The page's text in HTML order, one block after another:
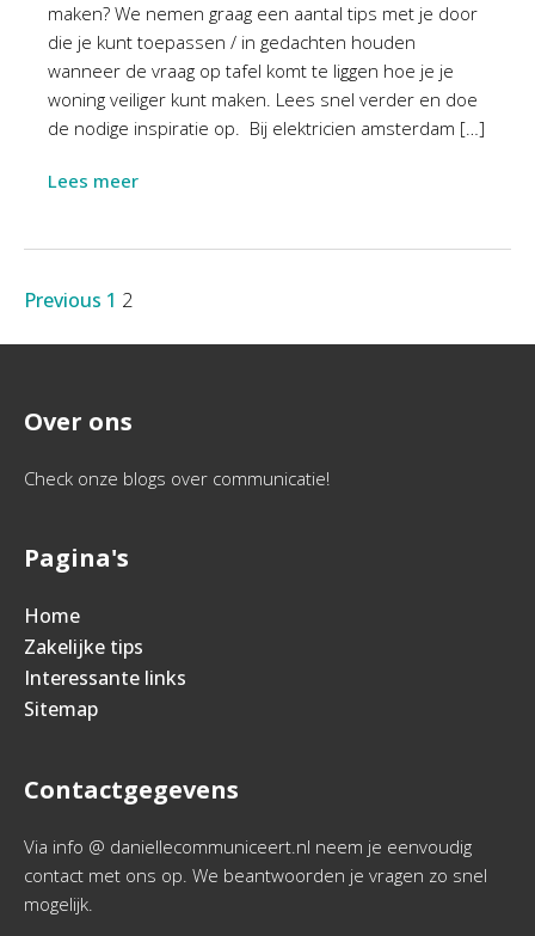
maken? We nemen graag een aantal tips met je door
die je kunt toepassen / in gedachten houden
wanneer de vraag op tafel komt te liggen hoe je je
woning veiliger kunt maken. Lees snel verder en doe
de nodige inspiratie op. Bij elektricien amsterdam […]
Lees meer
Previous 1 2
Over ons
Check onze blogs over communicatie!
Pagina's
Home
Zakelijke tips
Interessante links
Sitemap
Contactgegevens
Via info @ daniellecommuniceert.nl neem je eenvoudig
contact met ons op. We beantwoorden je vragen zo snel
mogelijk.